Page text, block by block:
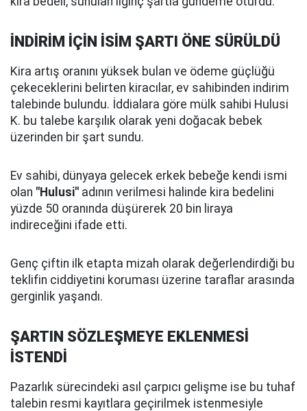
İNDİRİM İÇİN İSİM ŞARTI ÖNE SÜRÜLDÜ
Kira artış oranını yüksek bulan ve ödeme güçlüğü
çekeceklerini belirten kiracılar, ev sahibinden indirim
talebinde bulundu. İddialara göre mülk sahibi Hulusi
K. bu talebe karşılık olarak yeni doğacak bebek
üzerinden bir şart sundu.
Ev sahibi, dünyaya gelecek erkek bebeğe kendi ismi
olan "Hulusi" adının verilmesi halinde kira bedelini
yüzde 50 oranında düşürerek 20 bin liraya
indireceğini ifade etti.
Genç çiftin ilk etapta mizah olarak değerlendirdiği bu
teklifin ciddiyetini koruması üzerine taraflar arasında
gerginlik yaşandı.
ŞARTIN SÖZLEŞMEYE EKLENMESİ
İSTENDİ
Pazarlık sürecindeki asıl çarpıcı gelişme ise bu tuhaf
talebin resmi kayıtlara geçirilmek istenmesiyle